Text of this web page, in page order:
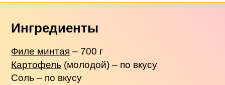
Ингредиенты
Филе минтая – 700 г
Картофель (молодой) – по вкусу
Соль – по вкусу